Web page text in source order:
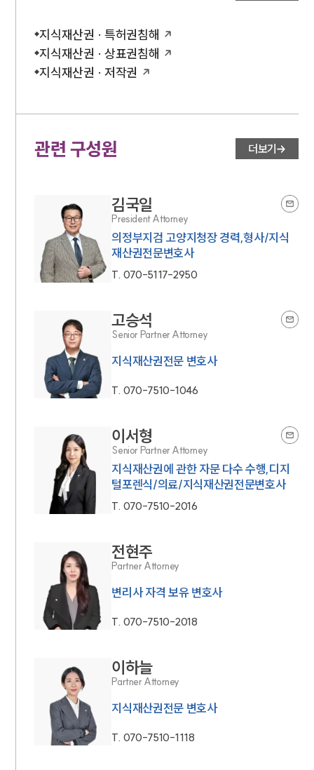
지식재산권 · 특허권침해
지식재산권 · 상표권침해
지식재산권 · 저작권
관련 구성원 더보기
김국일
President Attorney
의정부지검 고양지청장 경력,형사/지식
재산권전문변호사
T. 070-5117-2950
고승석
Senior Partner Attorney
지식재산권전문 변호사
T. 070-7510-1046
이서형
Senior Partner Attorney
지식재산권에 관한 자문 다수 수행,디지
털포렌식/의료/지식재산권전문변호사
T. 070-7510-2016
전현주
Partner Attorney
변리사 자격 보유 변호사
T. 070-7510-2018
이하늘
Partner Attorney
지식재산권전문 변호사
T. 070-7510-1118